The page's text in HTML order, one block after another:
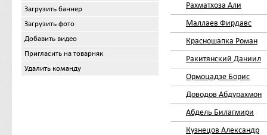
Загрузить баннер
Загрузить фото
Добавить видео
Пригласить на товарняк
Удалить команду
Рахматхоза Али
Маллаев Фирдавс
Красношапка Роман
Ракитянский Даниил
Ормоцадзе Борис
Доводов Абдурахмон
Абдель Билагмири
Кузнецов Александр